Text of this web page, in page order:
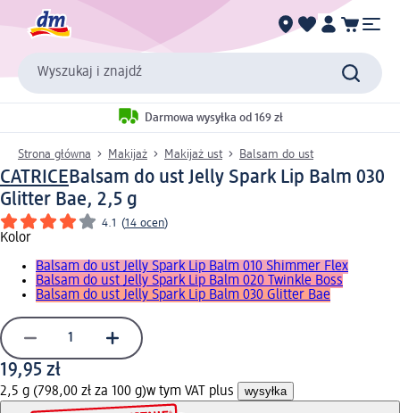
Wyszukaj i znajdź
Darmowa wysyłka od 169 zł
Strona główna Makijaż Makijaż ust Balsam do ust
CATRICEBalsam do ust Jelly Spark Lip Balm 030
Glitter Bae, 2,5 g
4.1 (14 ocen)
Kolor
Balsam do ust Jelly Spark Lip Balm 010 Shimmer Flex
Balsam do ust Jelly Spark Lip Balm 020 Twinkle Boss
Balsam do ust Jelly Spark Lip Balm 030 Glitter Bae
19,95 zł
2,5 g (798,00 zł za 100 g)w tym VAT plus wysyłka